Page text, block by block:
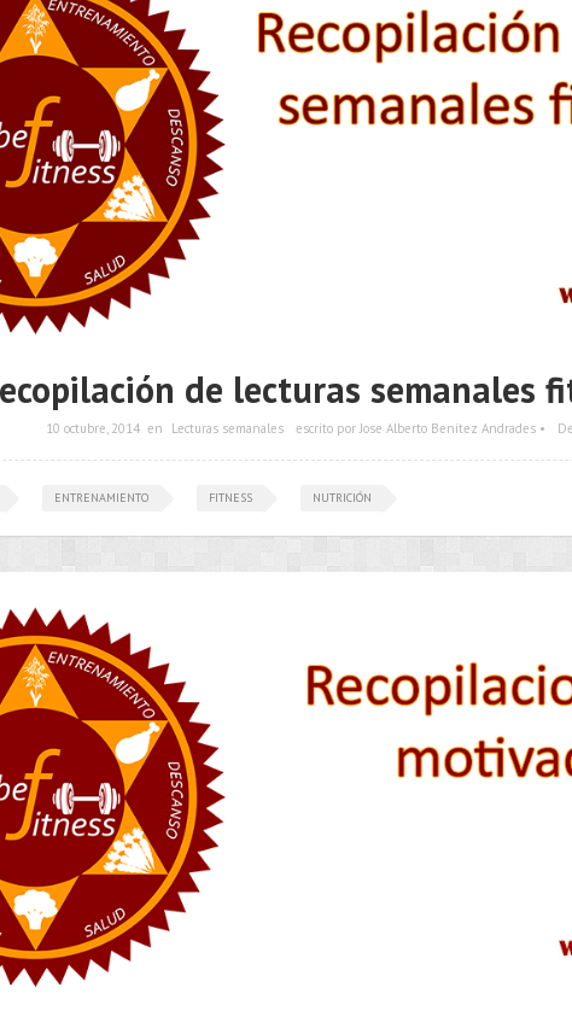
de lecturas semanales
10 octubre, 2014 en Lecturas semanales escrito por Jose Alberto Benítez Andrades •
ENTRENAMIENTO FITNESS NUTRICIÓN